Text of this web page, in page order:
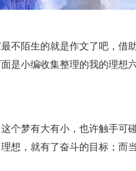
不陌生的就是作文了吧，借
是小编收集整理的我的理想
个梦有大有小，也许触手可
想，就有了奋斗的目标；而